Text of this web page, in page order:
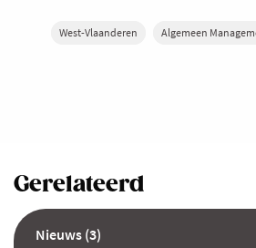
West-Vlaanderen Algemeen
Gerelateerd
Nieuws (3)